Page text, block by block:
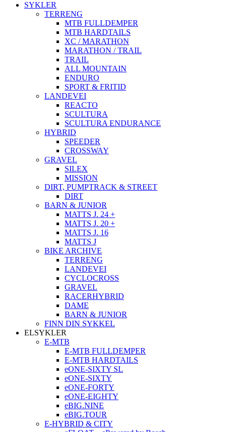
SYKLER
TERRENG
MTB FULLDEMPER
MTB HARDTAILS
XC / MARATHON
MARATHON / TRAIL
TRAIL
ALL MOUNTAIN
ENDURO
SPORT & FRITID
LANDEVEI
REACTO
SCULTURA
SCULTURA ENDURANCE
HYBRID
SPEEDER
CROSSWAY
GRAVEL
SILEX
MISSION
DIRT, PUMPTRACK & STREET
DIRT
BARN & JUNIOR
MATTS J. 24 +
MATTS J. 20 +
MATTS J. 16
MATTS J
BIKE ARCHIVE
TERRENG
LANDEVEI
CYCLOCROSS
GRAVEL
RACERHYBRID
DAME
BARN & JUNIOR
FINN DIN SYKKEL
ELSYKLER
E-MTB
E-MTB FULLDEMPER
E-MTB HARDTAILS
eONE-SIXTY SL
eONE-SIXTY
eONE-FORTY
eONE-EIGHTY
eBIG.NINE
eBIG.TOUR
E-HYBRID & CITY